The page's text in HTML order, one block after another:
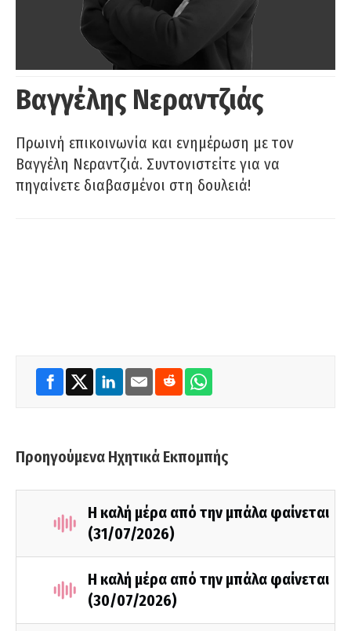
Βαγγέλης Νεραντζιάς
Πρωινή επικοινωνία και ενημέρωση με τον
Βαγγέλη Νεραντζιά. Συντονιστείτε για να
πηγαίνετε διαβασμένοι στη δουλειά!
Προηγούμενα Ηχητικά Εκπομπής
Η καλή μέρα από την μπάλα φαίνεται
(31/07/2026)
Η καλή μέρα από την μπάλα φαίνεται
(30/07/2026)